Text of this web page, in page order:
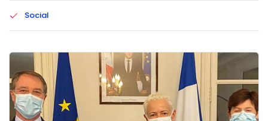
Social